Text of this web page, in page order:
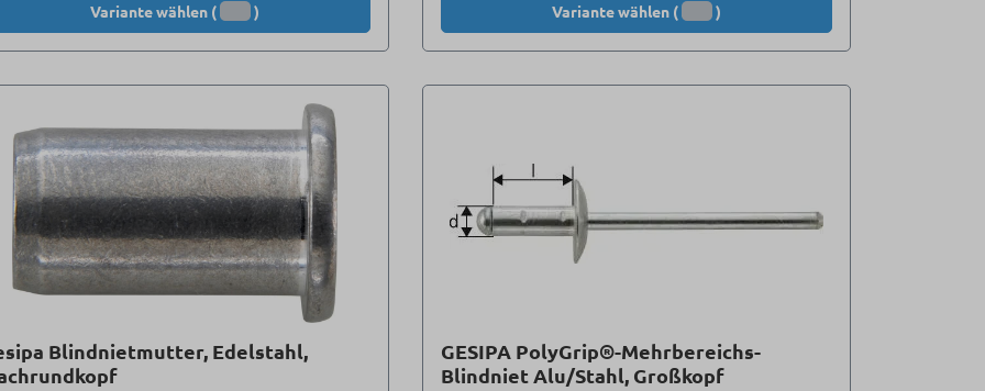
Variante wählen ( ) Variante wählen ( )
Blindnietmutter, Edelstahl,
GESIPA PolyGrip®-Mehrbereichs-
Blindniet Alu/Stahl, Großkopf